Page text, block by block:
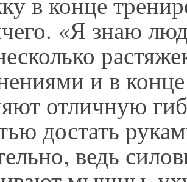
«Я знаю
и в
отличную
достать
ведь